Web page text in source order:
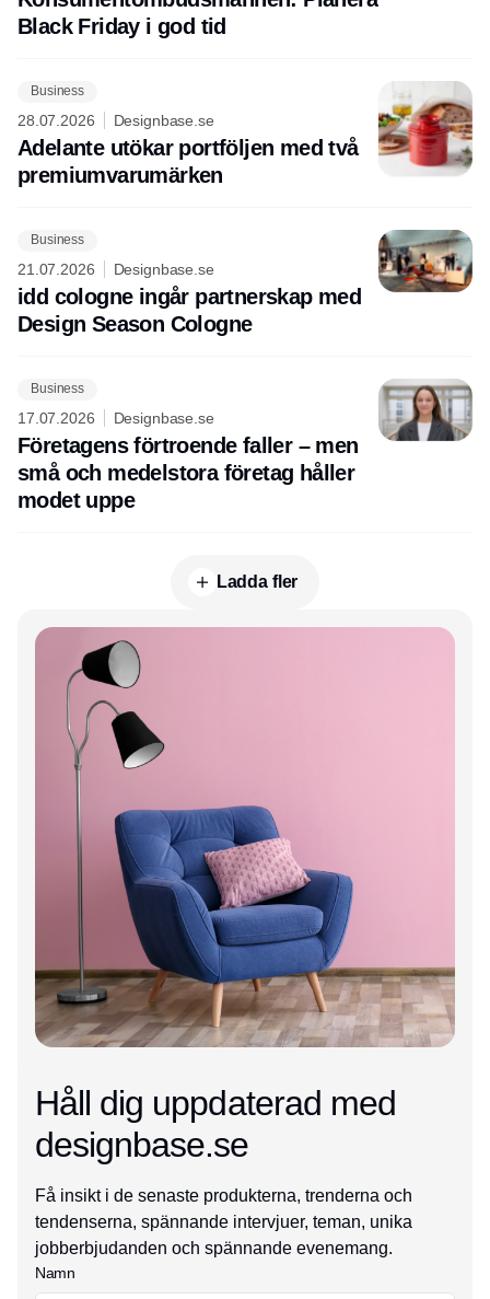
Black Friday i god tid
Business
28.07.2026 Designbase.se
Adelante utökar portföljen med två
premiumvarumärken
Business
21.07.2026 Designbase.se
idd cologne ingår partnerskap med
Design Season Cologne
Business
17.07.2026 Designbase.se
Företagens förtroende faller – men
små och medelstora företag håller
modet uppe
Ladda fler
Annons
Håll dig uppdaterad med
designbase.se
Få insikt i de senaste produkterna, trenderna och
tendenserna, spännande intervjuer, teman, unika
jobberbjudanden och spännande evenemang.
Namn